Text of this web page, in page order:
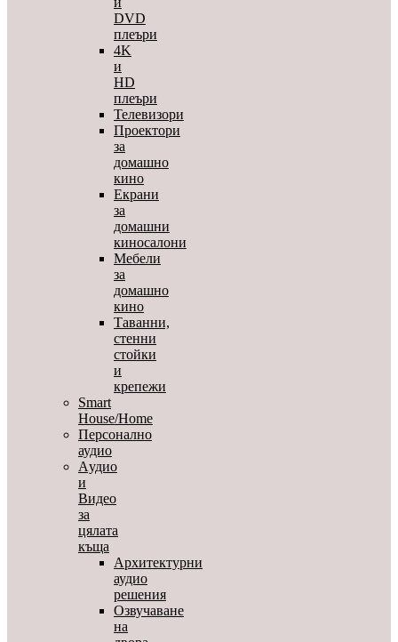
DVD
плеъри
4K
и
HD
плеъри
Телевизори
Проектори
за
домашно
кино
Екрани
за
домашни
киносалони
Мебели
за
домашно
кино
Таванни,
стенни
стойки
и
крепежи
Smart
House/Home
Персонално
аудио
Aудио
и
Видео
за
цялата
къща
Архитектурни
аудио
решения
Озвучаване
на